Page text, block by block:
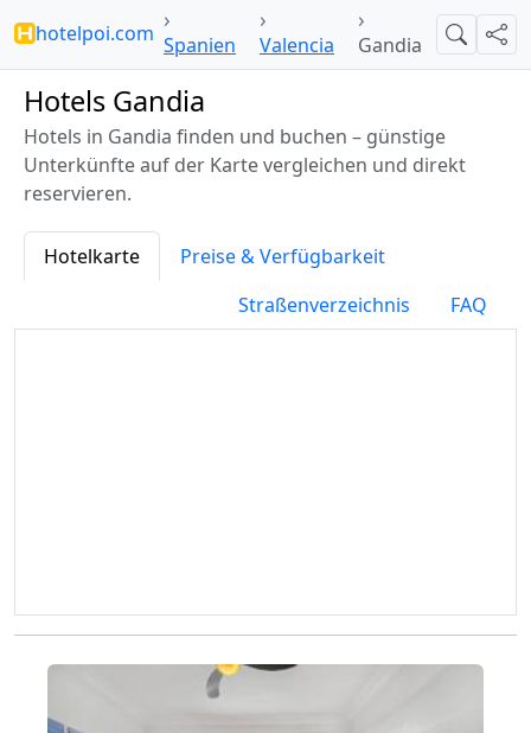
hotelpoi.com Spanien Valencia Gandia Suche
Hotels Gandia
Hotels in Gandia finden und buchen – günstige
Unterkünfte auf der Karte vergleichen und direkt
reservieren.
Hotelkarte
Preise & Verfügbarkeit
Straßenverzeichnis
FAQ